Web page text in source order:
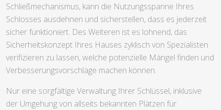
Schließmechanismus, kann die Nutzungsspanne Ihres
Schlosses ausdehnen und sicherstellen, dass es jederzeit
sicher funktioniert. Des Weiteren ist es lohnend, das
Sicherheitskonzept Ihres Hauses zyklisch von Spezialisten
verifizieren zu lassen, welche potenzielle Mängel finden und
Verbesserungsvorschläge machen können.
Nur eine sorgfältige Verwaltung Ihrer Schlüssel, inklusive
der Umgehung von allseits bekannten Plätzen für